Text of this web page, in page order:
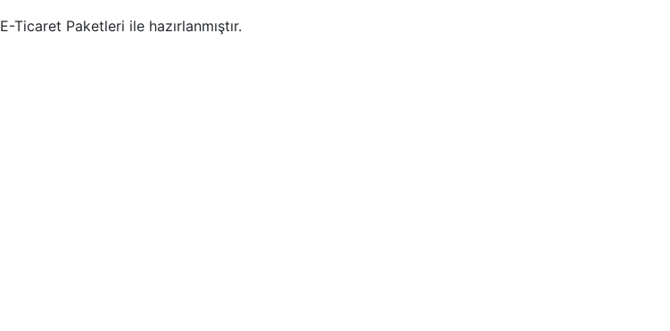
E-Ticaret Paketleri ile hazırlanmıştır.